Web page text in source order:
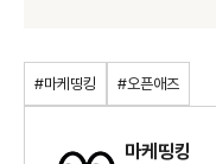
#마케띵킹 #오픈애즈
마케띵킹